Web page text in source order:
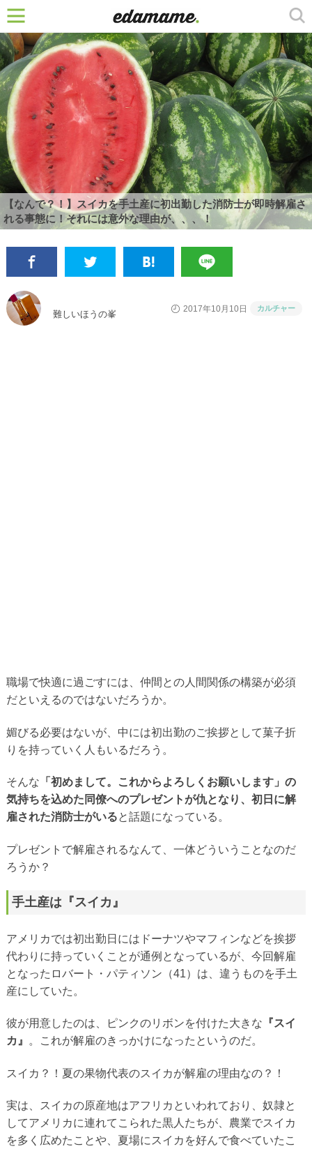
【なんで？！】スイカを手土産に初出勤した消防士が即時解雇さ
れる事態に！それには意外な理由が、、、！
難しいほうの峯
2017年10月10日 カルチャー
職場で快適に過ごすには、仲間との人間関係の構築が必須
だといえるのではないだろうか。
媚びる必要はないが、中には初出勤のご挨拶として菓子折
りを持っていく人もいるだろう。
そんな 「初めまして。これからよろしくお願いします」の
気持ちを込めた同僚へのプレゼントが仇となり、初日に解
雇された消防士がいると話題になっている。
プレゼントで解雇されるなんて、一体どういうことなのだ
ろうか？
手土産は『スイカ』
アメリカでは初出勤日にはドーナツやマフィンなどを挨拶
代わりに持っていくことが通例となっているが、今回解雇
となったロバート・パティソン（41）は、違うものを手土
産にしていた。
彼が用意したのは、ピンクのリボンを付けた大きな 『スイ
カ』
。これが解雇のきっかけになったというのだ。
スイカ？！夏の果物代表のスイカが解雇の理由なの？！
実は、スイカの原産地はアフリカといわれており、奴隷と
してアメリカに連れてこられた黒人たちが、農業でスイカ
を多く広めたことや、夏場にスイカを好んで食べていたこ